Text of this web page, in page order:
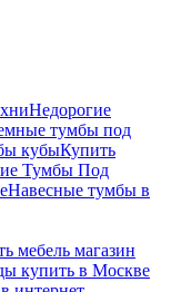
Недорогие
тумбы под
кубыКупить
Тумбы Под
Навесные тумбы в
мебель магазин
купить в Москве